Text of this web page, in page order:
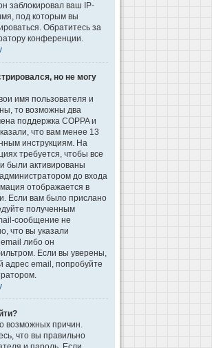
заблокировал ваш IP-
под которым вы
Обратитесь за
конференции.
но не могу
имя пользователя и
то возможны два
поддержка COPPA и
что вам менее 13
инструкциям. На
требуется, чтобы все
были активированы
до входа
отображается в
Если вам было прислано
полученным
сообщение не
что вы указали
либо он
Если вы уверены,
адрес email, попробуйте
возможных причин.
что вы правильно